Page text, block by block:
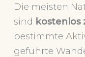
Die meisten
sind kostenlos
bestimmte
geführte